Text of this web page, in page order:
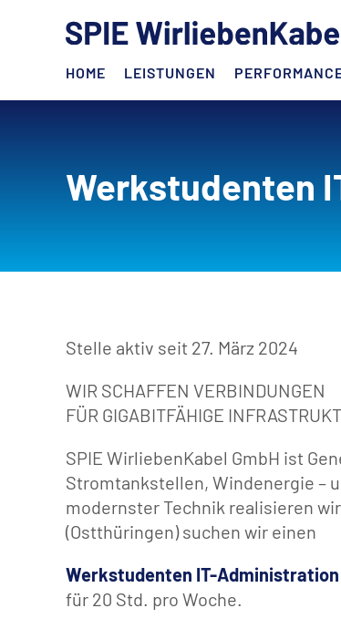
HOME LEISTUNGEN
Werkstudenten
Stelle aktiv seit 27. März 2024
WIR SCHAFFEN VERBINDUNGEN
FÜR GIGABITFÄHIGE
SPIE WirliebenKabel GmbH ist
Stromtankstellen, Windenergie –
modernster Technik realisieren
(Ostthüringen) suchen wir einen
Werkstudenten IT-
für 20 Std. pro Woche.